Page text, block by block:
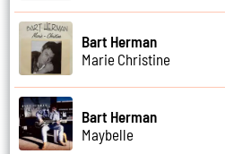
Bart Herman
Marie Christine
Bart Herman
Maybelle